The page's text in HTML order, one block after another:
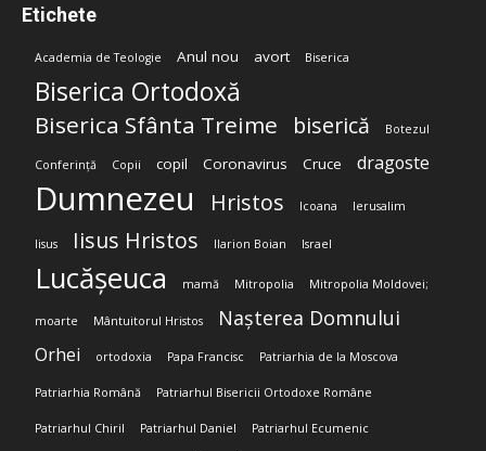
Etichete
Academia de Teologie Anul nou avort Biserica
Biserica Ortodoxă
Biserica Sfânta Treime biserică Botezul
Conferință Copii copil Coronavirus Cruce dragoste
Dumnezeu Hristos Icoana Ierusalim
Iisus Iisus Hristos Ilarion Boian Israel
Lucășeuca mamă Mitropolia Mitropolia Moldovei;
moarte Mântuitorul Hristos Nașterea Domnului
Orhei ortodoxia Papa Francisc Patriarhia de la Moscova
Patriarhia Română Patriarhul Bisericii Ortodoxe Române
Patriarhul Chiril Patriarhul Daniel Patriarhul Ecumenic